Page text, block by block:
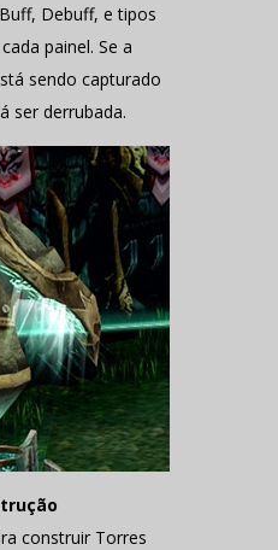
Debuff, e tipos
painel. Se a
sendo capturado
ser derrubada.
construir Torres